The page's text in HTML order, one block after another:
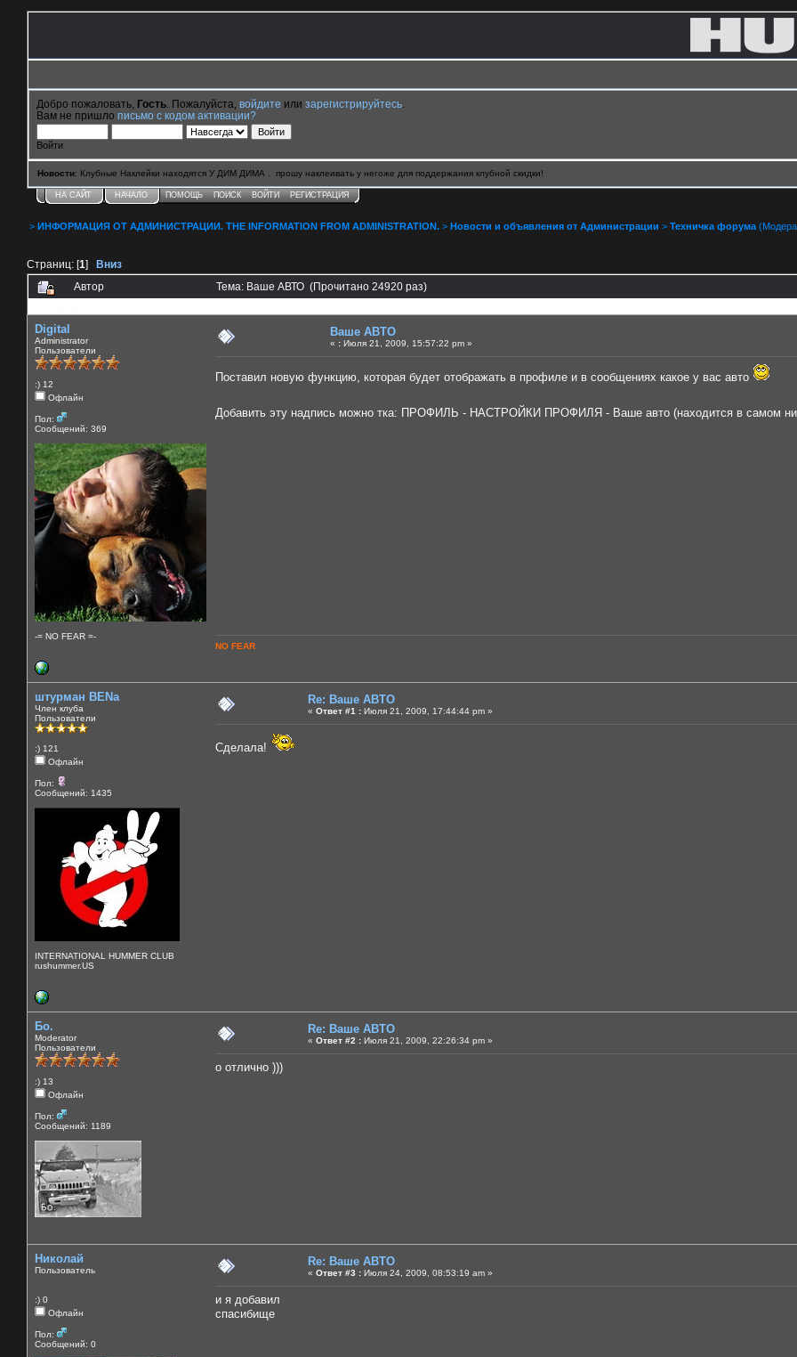
Добро пожаловать, Гость . Пожалуйста, войдите или зарегистрируйтесь
Вам не пришло письмо с кодом активации?
Войти
Новости: Клубные Наклейки находятся У ДИМ ДИМА . прошу наклеивать у негоже для поддержания клубной скидки!
НА САЙТ НАЧАЛО ПОМОЩЬ ПОИСК ВОЙТИ РЕГИСТРАЦИЯ
> ИНФОРМАЦИЯ ОТ АДМИНИСТРАЦИИ. THE INFORMATION FROM ADMINISTRATION. > Новости и объявления от Администрации > Техничка форума
Страниц: [1] Вниз
Автор Тема: Ваше АВТО (Прочитано 24920 раз)
Digital
Administrator
Пользователи
:) 12
Офлайн
Пол:
Сообщений: 369
-= NO FEAR =-
Ваше АВТО
« : Июля 21, 2009, 15:57:22 pm »
Поставил новую функцию, которая будет отображать в профиле и в сообщениях какое у вас авто
Добавить эту надпись можно тка: ПРОФИЛЬ - НАСТРОЙКИ ПРОФИЛЯ - Ваше авто (находится в самом
NO FEAR
штурман BENa
Член клуба
Пользователи
:) 121
Офлайн
Пол:
Сообщений: 1435
INTERNATIONAL HUMMER CLUB
rushummer.US
Re: Ваше АВТО
« Ответ #1 : Июля 21, 2009, 17:44:44 pm »
Сделала!
Бо.
Moderator
Пользователи
:) 13
Офлайн
Пол:
Сообщений: 1189
Re: Ваше АВТО
« Ответ #2 : Июля 21, 2009, 22:26:34 pm »
о отлично )))
Николай
Пользователь
:) 0
Офлайн
Пол:
Сообщений: 0
Re: Ваше АВТО
« Ответ #3 : Июля 24, 2009, 08:53:19 am »
и я добавил
спасибище